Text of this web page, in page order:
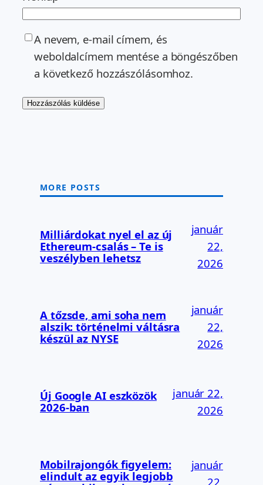
A nevem, e-mail címem, és
weboldalcímem mentése a böngészőben
a következő hozzászólásomhoz.
MORE POSTS
Milliárdokat nyel el az új
Ethereum-csalás – Te is
veszélyben lehetsz
január
22,
2026
A tőzsde, ami soha nem
alszik: történelmi váltásra
készül az NYSE
január
22,
2026
Új Google AI eszközök
2026-ban
január 22,
2026
Mobilrajongók figyelem:
elindult az egyik legjobb
január
22,